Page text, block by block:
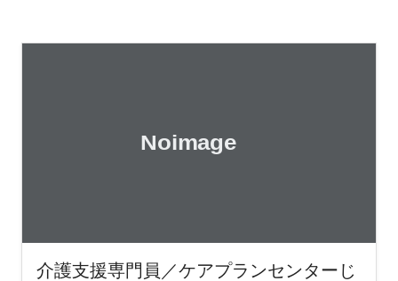
介護支援専門員／ケアプランセンターじ